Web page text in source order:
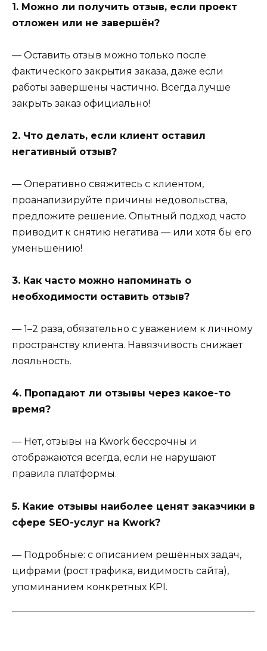
1. Можно ли получить отзыв, если проект
отложен или не завершён?
— Оставить отзыв можно только после
фактического закрытия заказа, даже если
работы завершены частично. Всегда лучше
закрыть заказ официально!
2. Что делать, если клиент оставил
негативный отзыв?
— Оперативно свяжитесь с клиентом,
проанализируйте причины недовольства,
предложите решение. Опытный подход часто
приводит к снятию негатива — или хотя бы его
уменьшению!
3. Как часто можно напоминать о
необходимости оставить отзыв?
— 1–2 раза, обязательно с уважением к личному
пространству клиента. Навязчивость снижает
лояльность.
4. Пропадают ли отзывы через какое-то
время?
— Нет, отзывы на Kwork бессрочны и
отображаются всегда, если не нарушают
правила платформы.
5. Какие отзывы наиболее ценят заказчики в
сфере SEO-услуг на Kwork?
— Подробные: с описанием решённых задач,
цифрами (рост трафика, видимость сайта),
упоминанием конкретных KPI.